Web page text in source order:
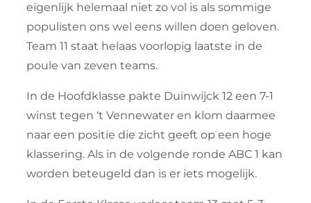
eigenlijk helemaal niet zo vol is als sommige
populisten ons wel eens willen doen geloven.
Team 11 staat helaas voorlopig laatste in de
poule van zeven teams.
In de Hoofdklasse pakte Duinwijck 12 een 7-1
winst tegen ‘t Vennewater en klom daarmee
naar een positie die zicht geeft op een hoge
klassering. Als in de volgende ronde ABC 1 kan
worden beteugeld dan is er iets mogelijk.